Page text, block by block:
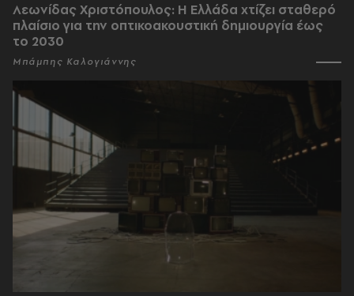
Λεωνίδας Χριστόπουλος: Η Ελλάδα χτίζει σταθερό
πλαίσιο για την οπτικοακουστική δημιουργία έως
το 2030
Μπάμπης Καλογιάννης